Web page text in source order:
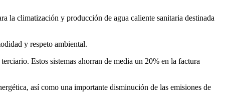
la climatización y producción de agua caliente sanitaria destinada
y respeto ambiental.
Estos sistemas ahorran de media un 20% en la factura
así como una importante disminución de las emisiones de